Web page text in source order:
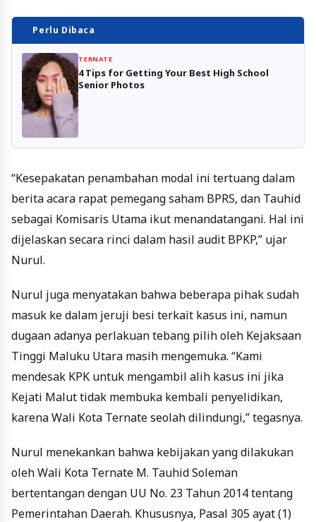
Perlu Dibaca
TERNATE
4 Tips for Getting Your Best High School
Senior Photos
“Kesepakatan penambahan modal ini tertuang dalam
berita acara rapat pemegang saham BPRS, dan Tauhid
sebagai Komisaris Utama ikut menandatangani. Hal ini
dijelaskan secara rinci dalam hasil audit BPKP,” ujar
Nurul.
Nurul juga menyatakan bahwa beberapa pihak sudah
masuk ke dalam jeruji besi terkait kasus ini, namun
dugaan adanya perlakuan tebang pilih oleh Kejaksaan
Tinggi Maluku Utara masih mengemuka. “Kami
mendesak KPK untuk mengambil alih kasus ini jika
Kejati Malut tidak membuka kembali penyelidikan,
karena Wali Kota Ternate seolah dilindungi,” tegasnya.
Nurul menekankan bahwa kebijakan yang dilakukan
oleh Wali Kota Ternate M. Tauhid Soleman
bertentangan dengan UU No. 23 Tahun 2014 tentang
Pemerintahan Daerah. Khususnya, Pasal 305 ayat (1)